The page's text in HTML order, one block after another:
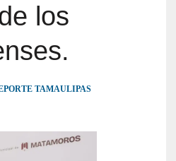
los
TAMAULIPAS